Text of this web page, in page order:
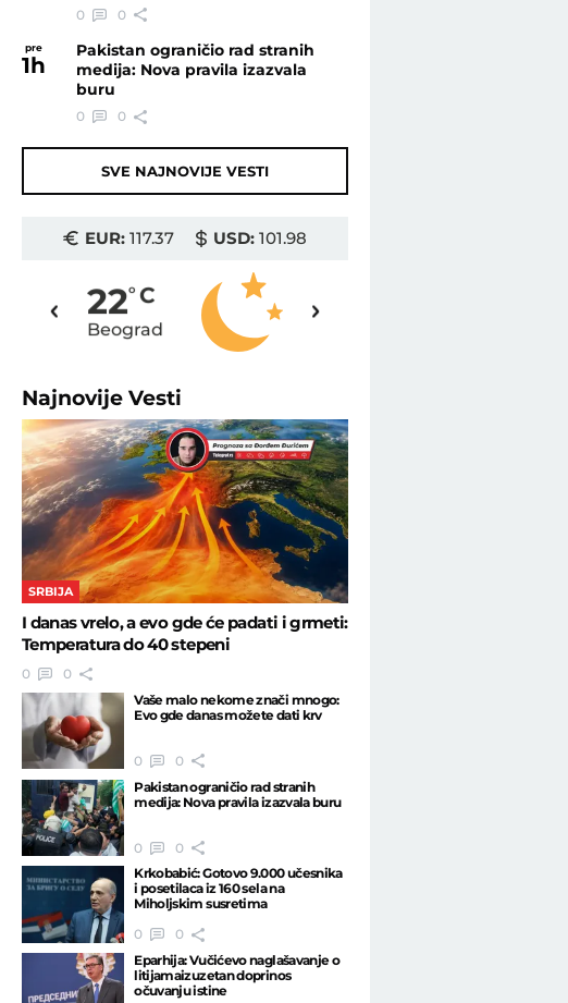
0 0
pre
1h
Pakistan ograničio rad stranih
medija: Nova pravila izazvala
buru
0 0
SVE NAJNOVIJE VESTI
EUR:117.37 USD: 101.98
22o C
Beograd
NajnovijeVesti
SRBIJA
I danas vrelo, a evo gde će padati i grmeti:
Temperatura do 40 stepeni
0
0
Vaše malo nekome znači mnogo:
Evo gde danas možete dati krv
0
0
Pakistan ograničio rad stranih
medija: Nova pravila izazvala buru
0
0
Krkobabić: Gotovo 9.000 učesnika
i posetilaca iz 160 sela na
Miholjskim susretima
0
0
Eparhija: Vučićevo naglašavanje o
litijamaizuzetan doprinos
očuvanju istine